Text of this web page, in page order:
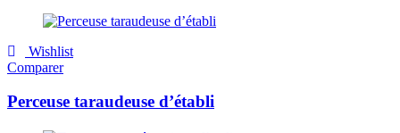
Wishlist
Comparer
Perceuse taraudeuse d’établi